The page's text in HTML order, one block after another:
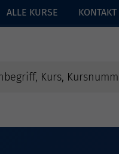
ALLE KURSE KONTAKT